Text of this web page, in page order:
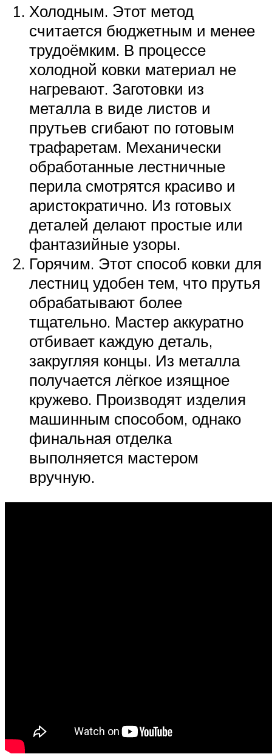
Холодным. Этот метод
считается бюджетным и менее
трудоёмким. В процессе
холодной ковки материал не
нагревают. Заготовки из
металла в виде листов и
прутьев сгибают по готовым
трафаретам. Механически
обработанные лестничные
перила смотрятся красиво и
аристократично. Из готовых
деталей делают простые или
фантазийные узоры.
Горячим. Этот способ ковки для
лестниц удобен тем, что прутья
обрабатывают более
тщательно. Мастер аккуратно
отбивает каждую деталь,
закругляя концы. Из металла
получается лёгкое изящное
кружево. Производят изделия
машинным способом, однако
финальная отделка
выполняется мастером
вручную.